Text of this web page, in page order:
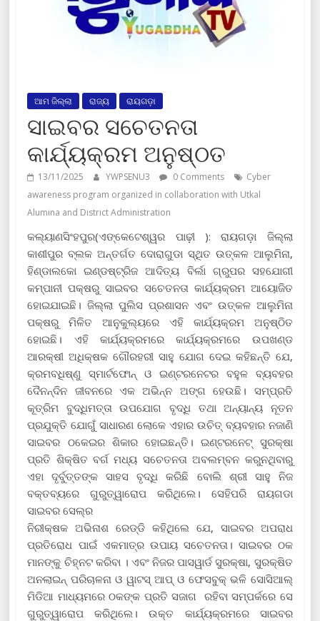
ଆମ ଜିଲ୍ଲା ରାଜ୍ୟ ରାୟଗଡ଼ା
ସାଇବର ସଚେତନତା
କାର୍ଯ୍ୟକ୍ରମ ଅନୁଷ୍ଠତ
13/11/2025 YWPSENU3 0 Comments
Cyber ​​
awareness program organized in collaboration with Utkal
Alumina and District Administration
କଲ୍ୟାଣସିଂହପୁର(ଏଙ୍କେଟେଶ୍ୱର ପାଢ଼ୀ ): ରାୟଗଡ଼ା ଜିଲ୍ଲା
କାଶୀପୁର ବ୍ଲକ ଅନ୍ତର୍ଗତ ଦୋରାଗୁଡା ସ୍ଥିତ ଉତ୍କଳ ଆଲୁମିନା,
ହିଣ୍ଡାଲକୋ ଇଣ୍ଡଷ୍ଟ୍ରିଜ ଆଦିତ୍ୟ ବିର୍ଲା ଗ୍ରୁପର ସହଯୋଗୀ
କମ୍ପାନୀ ପକ୍ଷରୁ ସାଇବର ସଚେତନତା କାର୍ଯ୍ୟକ୍ରମ ଆୟୋଜିତ
ହୋଇଯାଇଛି। ଜିଲ୍ଲା ପୁଲିସ ପ୍ରଶାସନ ଏବଂ ଉତ୍କଳ ଆଲୁମିନା
ପକ୍ଷରୁ ମିଳିତ ଆନୁକୁଲ୍ୟରେ ଏହି କାର୍ଯ୍ୟକ୍ରମ ଅନୁଷ୍ଠିତ
ହୋଇଛି। ଏହି କାର୍ଯ୍ୟକ୍ରମରେ କାର୍ଯ୍ୟକ୍ରମରେ ଉପଖଣ୍ଡ
ଆରକ୍ଷୀ ଅଧିକ୍ଷକ ଗୌରହରୀ ସାହୁ ଯୋଗ ଦେଇ କହିଛନ୍ତି ଯେ,
କ୍ରମବଧିଷ୍ଣୁ ସ୍ମାର୍ଟଫୋନ୍ ଓ ଇଣ୍ଟରନେଟର ବହୁଳ ବ୍ୟବହର
ଦୈନନ୍ଦିନ ଜୀବନରେ ଏକ ଅଭିନ୍ନ ଅଙ୍ଗ ହେଉଛି। ସମ୍ପ୍ରତି
କୂତ୍ରିମ ବୁଦ୍ଧିମତ୍ତା ଉପଯୋଗ ବୃଦ୍ଧି ତଥା ଅନ୍ୟାନ୍ୟ ନୂତନ
ପ୍ରଯୁକ୍ତି ଯୋଗୁଁ ସାଧାରଣ ଲୋକେ ଏହାର ଉଚିତ୍ ବ୍ୟବହାର ନଜାଣି
ସାଇବର ଠକେଇର ଶିକାର ହୋଇଛନ୍ତି। ଇଣ୍ଟରନେଟ୍ ସୁରକ୍ଷା
ପ୍ରତି ଶିକ୍ଷିତ ବର୍ଗ ମଧ୍ୟ ସଚେତନତା ଅବଲମ୍ବନ କରୁନଥିବାରୁ
ଏହା ଦୃର୍ବୁତ୍ତଙ୍କ ସାହସ ବୃଦ୍ଧି କରିଛି ବୋଲି ଶ୍ରୀ ସାହୁ ନିଜ
ବକ୍ତବ୍ୟରେ ଗୁରୁତ୍ୱାରୋପ କରିଥିଲେ। ସେହିପରି ରାୟଗଡା
ସାଇବର ସେଲ୍‌ର
ନିରୀକ୍ଷକ ଅଭିନାଶ ରେଡ୍ଡି କହିଥିଲେ ଯେ, ସାଇବର ଅପରାଧ
ପ୍ରତିରୋଧ ପାଇଁ ଏକମାତ୍ର ଉପାୟ ସଚେତନତା। ସାଇବର ଠକ
ମାନଙ୍କୁ ଚିହ୍ନଟ କରିବା । ଏବଂ ନିଜର ପାସୱାର୍ଡ ସୁରକ୍ଷା, ସୁରକ୍ଷିତ
ଅନଲାଇନ୍ ପରିଚାଳନା ଓ ୱାଟସ୍ ଆପ୍ ଓ ଫେସବୁକ୍ ଭଳି ସୋସିଆଲ୍
ମିଡିଆ ମାଧ୍ୟମରେ ଠକଙ୍କ ପ୍ରତି ସଜାଗ ରହିବା ସମ୍ପର୍କରେ ସେ
ଗୁରୁତ୍ୱାରୋପ କରିଥିଲେ। ଉକ୍ତ କାର୍ଯ୍ୟକ୍ରମରେ ସାଇବର